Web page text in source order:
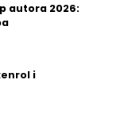
autora 2026:
i